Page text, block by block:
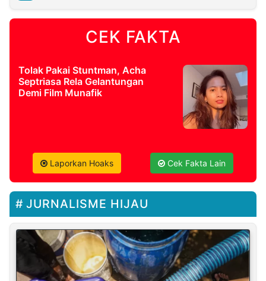
CEK FAKTA
Tolak Pakai Stuntman, Acha
Septriasa Rela Gelantungan
Demi Film Munafik
Laporkan Hoaks Cek Fakta Lain
JURNALISME HIJAU